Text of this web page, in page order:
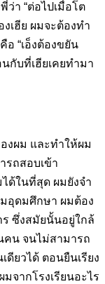
า “ต่อไปเมื่อโต
งเฮีย ผมจะต้องทำ
“เอ็งต้องขยัน
นกับที่เฮียเคยทำมา
งผม และทำให้ผม
รถสอบเข้า
ด้ในที่สุด ผมยังจำ
มอุดมศึกษา ผมต้อง
ซึ่งสมัยนั้นอยู่ใกล้
คน จนไม่สามารถ
ดียวได้ ตอนยืนเรียง
จากโรงเรียนอะไร